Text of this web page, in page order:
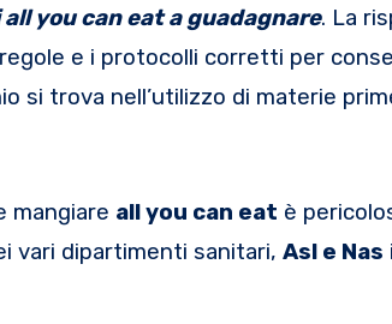
you can eat a guadagnare. La
e i protocolli corretti per
trova nell’utilizzo di materie
mangiare all you can eat è
vari dipartimenti sanitari, Asl e Nas